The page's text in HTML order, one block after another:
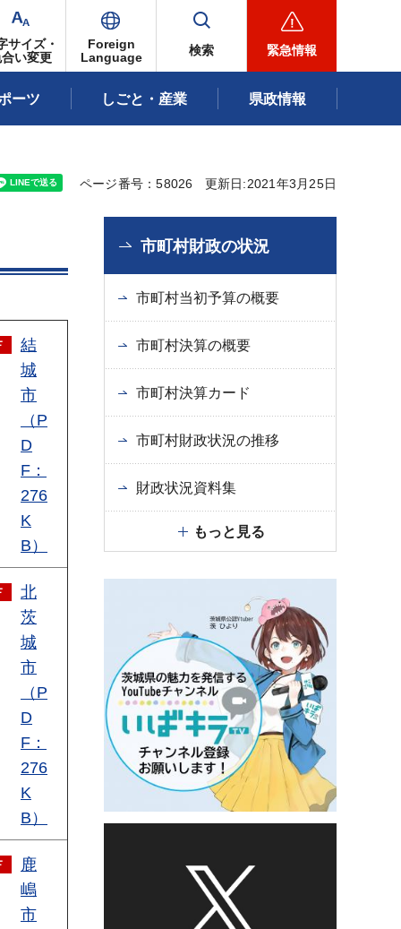
サイズ・
い変更
Foreign
Language
検索 緊急情報
ーツ しごと・産業 県政情報
ページ番号：58026 更新日:2021年3月25日
結
城
市
（P
D
F：
276
K
B）
北
茨
城
市
（P
D
F：
276
K
B）
鹿
嶋
市
市町村財政の状況
市町村当初予算の概要
市町村決算の概要
市町村決算カード
市町村財政状況の推移
財政状況資料集
もっと見る